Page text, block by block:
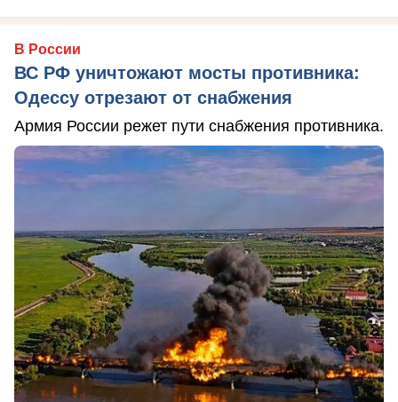
В России
ВС РФ уничтожают мосты противника:
Одессу отрезают от снабжения
Армия России режет пути снабжения противника.